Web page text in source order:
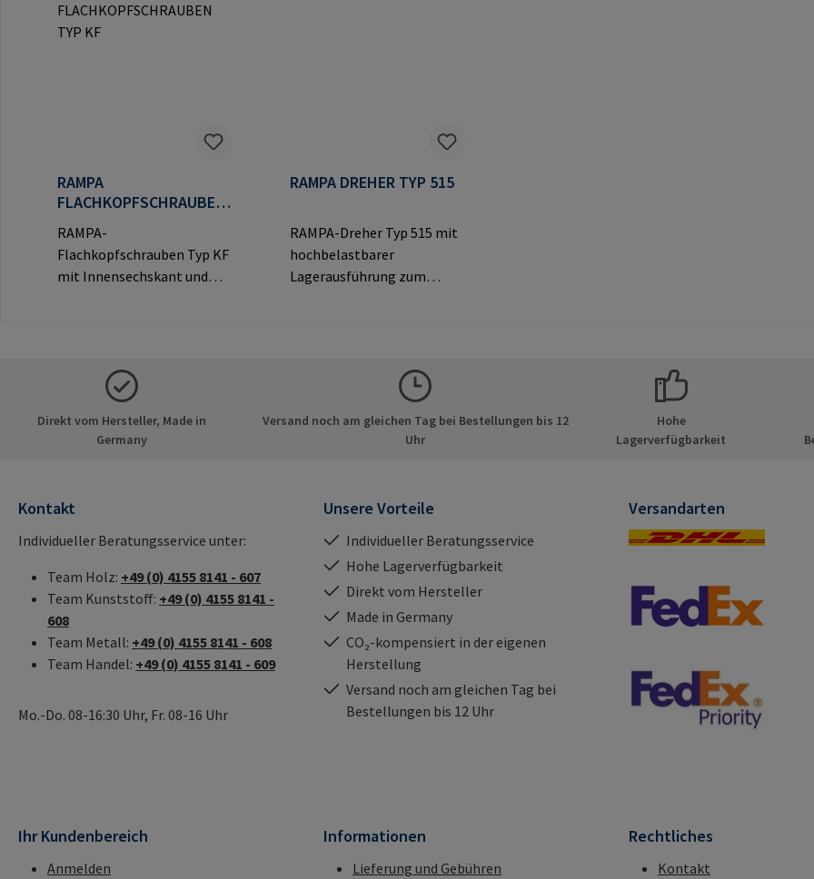
RAMPA
FLACHKOPFSCHRAUBEN
RAMPA-
Flachkopfschrauben Typ KF
mit Innensechskant und
& Co. KG Auf der Heide 8
21514 Büchen Deutschland
E-Mail: mail@rampa.com
RAMPA DREHER TYP 515
RAMPA-Dreher Typ 515 mit
hochbelastbarer
Lagerausführung zum
RAMPA-Muffen zu
verwenden.Herstellerinfor
mationen: RAMPA GmbH &
Direkt vom Hersteller, Made in
Germany
Versand noch am gleichen Tag bei Bestellungen bis 12
Uhr
Hohe
Lagerverfügbarkeit
Kontakt
Individueller Beratungsservice unter:
Team Holz: +49 (0) 4155 8141 - 607
Team Kunststoff: +49 (0) 4155 8141 -
608
Team Metall: +49 (0) 4155 8141 - 608
Team Handel: +49 (0) 4155 8141 - 609
Mo.-Do. 08-16:30 Uhr, Fr. 08-16 Uhr
Unsere Vorteile
Individueller Beratungsservice
Hohe Lagerverfügbarkeit
Direkt vom Hersteller
Made in Germany
CO₂-kompensiert in der eigenen
Herstellung
Versand noch am gleichen Tag bei
Bestellungen bis 12 Uhr
Versandarten
Ihr Kundenbereich
Anmelden
Informationen
Lieferung und Gebühren
Rechtliches
Kontakt